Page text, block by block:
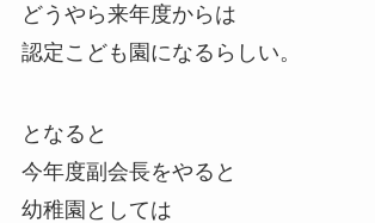
どうやら来年度からは
認定こども園になるらしい。
となると
今年度副会長をやると
幼稚園としては